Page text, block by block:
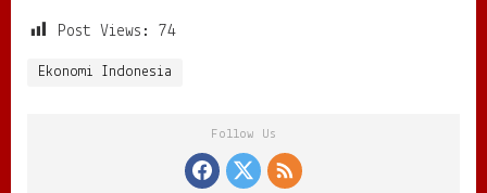
Post Views: 74
Ekonomi Indonesia
Follow Us